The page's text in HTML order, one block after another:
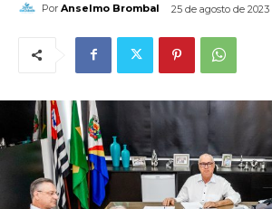
Por Anselmo Brombal 25 de agosto de 2023